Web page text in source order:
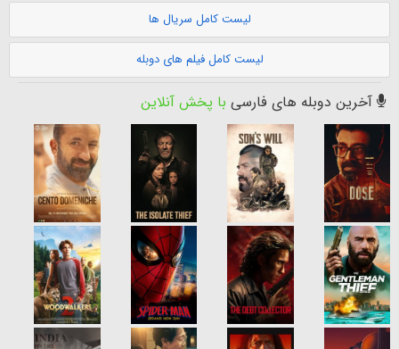
لیست کامل سریال ها
لیست کامل فیلم های دوبله
آخرین دوبله های فارسی با پخش آنلاین